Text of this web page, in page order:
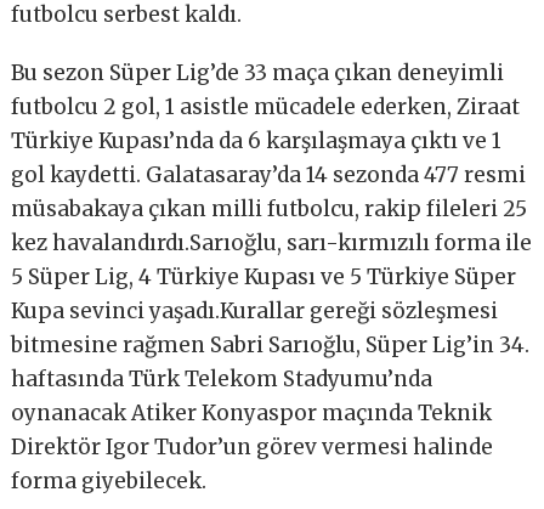
futbolcu serbest kaldı.
Bu sezon Süper Lig’de 33 maça çıkan deneyimli
futbolcu 2 gol, 1 asistle mücadele ederken, Ziraat
Türkiye Kupası’nda da 6 karşılaşmaya çıktı ve 1
gol kaydetti. Galatasaray’da 14 sezonda 477 resmi
müsabakaya çıkan milli futbolcu, rakip fileleri 25
kez havalandırdı.Sarıoğlu, sarı-kırmızılı forma ile
5 Süper Lig, 4 Türkiye Kupası ve 5 Türkiye Süper
Kupa sevinci yaşadı.Kurallar gereği sözleşmesi
bitmesine rağmen Sabri Sarıoğlu, Süper Lig’in 34.
haftasında Türk Telekom Stadyumu’nda
oynanacak Atiker Konyaspor maçında Teknik
Direktör Igor Tudor’un görev vermesi halinde
forma giyebilecek.